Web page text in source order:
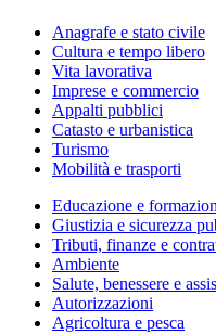
Anagrafe e stato civile
Cultura e tempo libero
Vita lavorativa
Imprese e commercio
Appalti pubblici
Catasto e urbanistica
Turismo
Mobilità e trasporti
Educazione e
Giustizia e sicurezza
Tributi, finanze e
Ambiente
Salute, benessere e
Autorizzazioni
Agricoltura e pesca